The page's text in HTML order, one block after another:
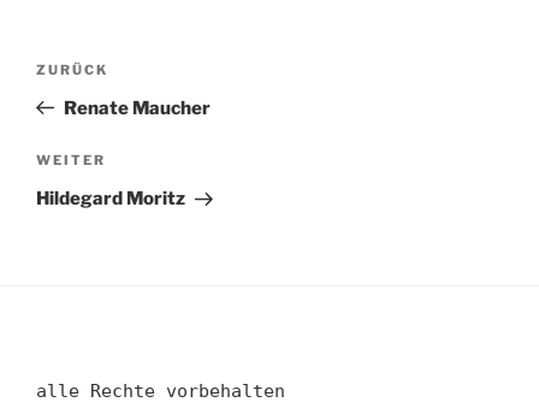
Beitragsnavigation
Vorheriger
Beitrag
ZURÜCK
Renate Maucher
Nächster
Beitrag
WEITER
Hildegard Moritz
alle Rechte vorbehalten